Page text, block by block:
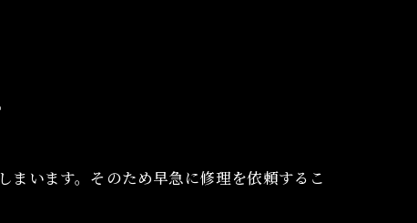
います。そのため早急に修理を依頼するこ